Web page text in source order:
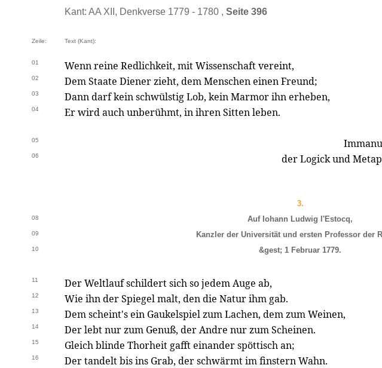
Kant: AA XII, Denkverse 1779 - 1780 , Seite 396
Zeile: Text (Kant):
01 Wenn reine Redlichkeit, mit Wissenschaft vereint,
02 Dem Staate Diener zieht, dem Menschen einen Freund;
03 Dann darf kein schwülstig Lob, kein Marmor ihn erheben,
04 Er wird auch unberühmt, in ihren Sitten leben.
05
06 der Logick und
3.
08 Auf Iohann Ludwig l'Estocq,
09 Kanzler der Universität und ersten Professor der
10 &gest; 1 Februar 1779.
11 Der Weltlauf schildert sich so jedem Auge ab,
12 Wie ihn der Spiegel malt, den die Natur ihm gab.
13 Dem scheint's ein Gaukelspiel zum Lachen, dem zum Weinen,
14 Der lebt nur zum Genuß, der Andre nur zum Scheinen.
15 Gleich blinde Thorheit gafft einander spöttisch an;
16 Der tandelt bis ins Grab, der schwärmt im finstern Wahn.